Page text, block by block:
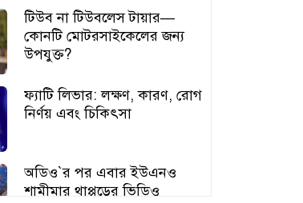
টিউব না টিউবলেস টায়ার—
কোনটি মোটরসাইকেলের জন্য
উপযুক্ত?
ফ্যাটি লিভার: লক্ষণ, কারণ, রোগ
নির্ণয় এবং চিকিৎসা
অডিও‍‍`র পর এবার ইউএনও
শামীমার থাপ্পড়ের ভিডিও